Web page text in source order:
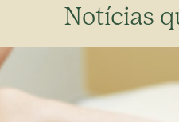
Notícias